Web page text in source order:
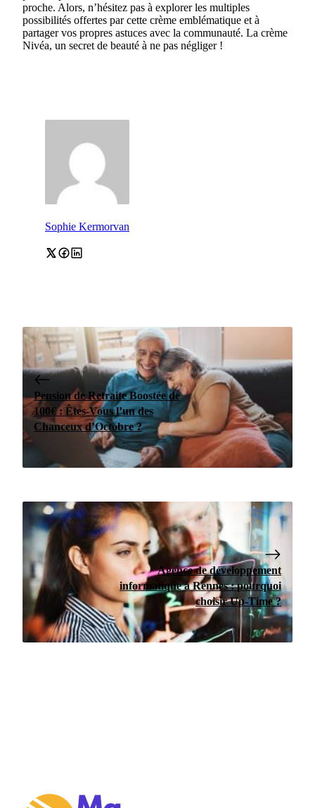
proche. Alors, n’hésitez pas à explorer les multiples
possibilités offertes par cette crème emblématique et à
partager vos propres astuces avec la communauté. La crème
Nivéa, un secret de beauté à ne pas négliger !
Sophie Kermorvan
Pension de Retraite Boostée de
100€ : Êtes-Vous l’un des
Chanceux d’Octobre ?
Agence de développement
informatique à Rennes : pourquoi
choisir Up-Time ?